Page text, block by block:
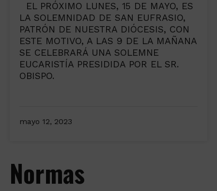
EL PRÓXIMO LUNES, 15 DE MAYO, ES
LA SOLEMNIDAD DE SAN EUFRASIO,
PATRÓN DE NUESTRA DIÓCESIS, CON
ESTE MOTIVO, A LAS 9 DE LA MAÑANA
SE CELEBRARÁ UNA SOLEMNE
EUCARISTÍA PRESIDIDA POR EL SR.
OBISPO.
mayo 12, 2023
Normas